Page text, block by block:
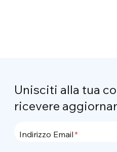
Unisciti alla tua
ricevere
Indirizzo Email